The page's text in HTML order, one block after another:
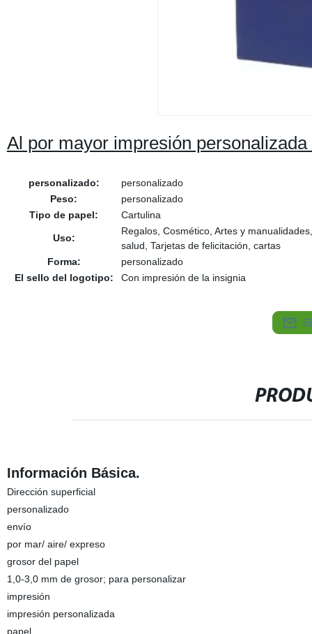
Al por mayor impresión
personalizado:
personalizado
Peso:
personalizado
Tipo de papel:
Cartulina
Uso:
Regalos, Cosmético, Artes y
salud, Tarjetas de felicitación, cartas
Forma:
personalizado
El sello del logotipo:
Con impresión de la insignia
Información Básica.
Dirección superficial
personalizado
envío
por mar/ aire/ expreso
grosor del papel
1,0-3,0 mm de grosor; para personalizar
impresión
impresión personalizada
papel